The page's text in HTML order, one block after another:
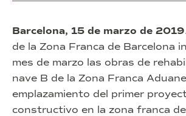
Barcelona, 15 de marzo de 2019
de la Zona Franca de Barcelona
mes de marzo las obras de
nave B de la Zona Franca
emplazamiento del primer
constructivo en la zona franca